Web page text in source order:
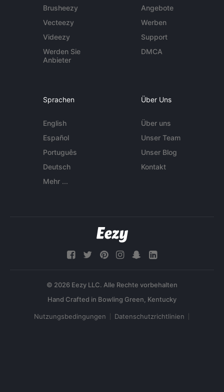
Brusheezy
Vecteezy
Videezy
Werden Sie
Anbieter
Angebote
Werben
Support
DMCA
Sprachen
English
Español
Português
Deutsch
Mehr ...
Über Uns
Über uns
Unser Team
Unser Blog
Kontakt
© 2026 Eezy LLC. Alle Rechte vorbehalten
Nutzungsbedingungen Datenschutzrichtlinien